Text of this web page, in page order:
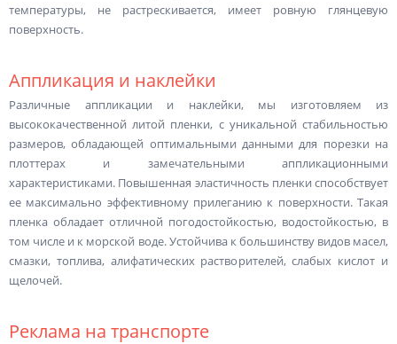
температуры, не растрескивается, имеет ровную глянцевую
поверхность.
Аппликация и наклейки
Различные аппликации и наклейки, мы изготовляем из
высококачественной литой пленки, с уникальной стабильностью
размеров, обладающей оптимальными данными для порезки на
плоттерах и замечательными аппликационными
характеристиками. Повышенная эластичность пленки способствует
ее максимально эффективному прилеганию к поверхности. Такая
пленка обладает отличной погодостойкостью, водостойкостью, в
том числе и к морской воде. Устойчива к большинству видов масел,
смазки, топлива, алифатических растворителей, слабых кислот и
щелочей.
Реклама на транспорте